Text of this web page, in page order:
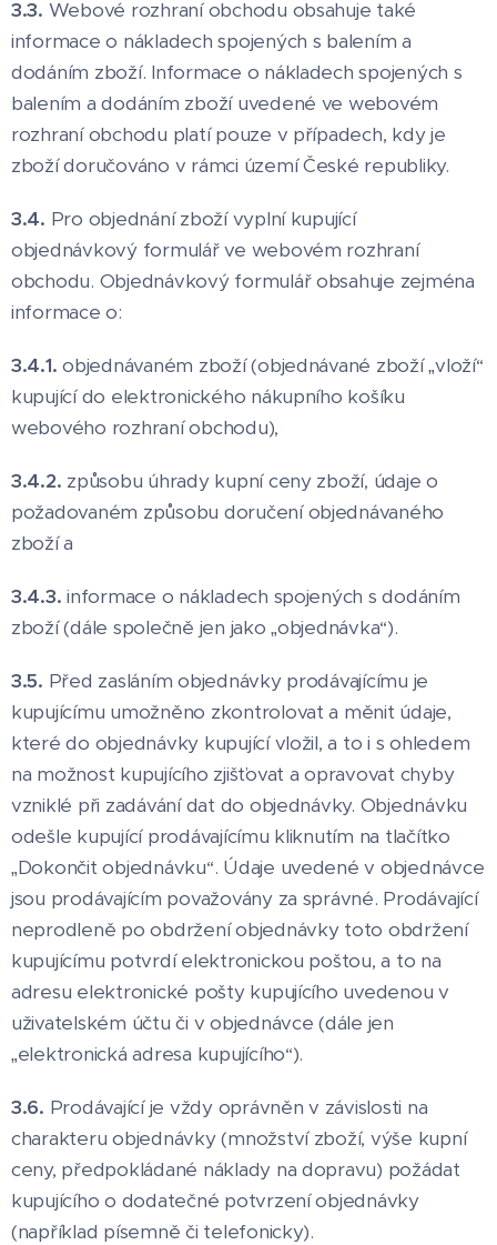
3.3. Webové rozhraní obchodu obsahuje také
informace o nákladech spojených s balením a
dodáním zboží. Informace o nákladech spojených s
balením a dodáním zboží uvedené ve webovém
rozhraní obchodu platí pouze v případech, kdy je
zboží doručováno v rámci území České republiky.
3.4. Pro objednání zboží vyplní kupující
objednávkový formulář ve webovém rozhraní
obchodu. Objednávkový formulář obsahuje zejména
informace o:
3.4.1.objednávaném zboží (objednávané zboží „vloží“
kupující do elektronického nákupního košíku
webového rozhraní obchodu),
3.4.2. způsobu úhrady kupní ceny zboží, údaje o
požadovaném způsobu doručení objednávaného
zboží a
3.4.3.informace o nákladech spojených s dodáním
zboží (dále společně jen jako „objednávka“).
3.5. Před zasláním objednávky prodávajícímu je
kupujícímu umožněno zkontrolovat a měnit údaje,
které do objednávky kupující vložil, a to i s ohledem
na možnost kupujícího zjišťovat a opravovat chyby
vzniklé při zadávání dat do objednávky. Objednávku
odešle kupující prodávajícímu kliknutím na tlačítko
„Dokončit objednávku“. Údaje uvedené v objednávce
jsou prodávajícím považovány za správné. Prodávající
neprodleně po obdržení objednávky toto obdržení
kupujícímu potvrdí elektronickou poštou, a to na
adresu elektronické pošty kupujícího uvedenou v
uživatelském účtu či v objednávce (dále jen
„elektronická adresa kupujícího“).
3.6. Prodávající je vždy oprávněn v závislosti na
charakteru objednávky (množství zboží, výše kupní
ceny, předpokládané náklady na dopravu) požádat
kupujícího o dodatečné potvrzení objednávky
(například písemně či telefonicky).